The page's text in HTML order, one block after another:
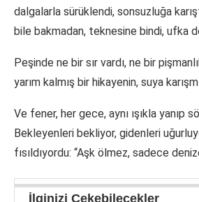
dalgalarla sürüklendi, sonsuzluğa
bile bakmadan, teknesine bindi, ufka
Peşinde ne bir sır vardı, ne bir
yarım kalmış bir hikayenin, suya
Ve fener, her gece, aynı ışıkla yanıp
Bekleyenleri bekliyor, gidenleri
fısıldıyordu: “Aşk ölmez, sadece
İlginizi Çekebilecekler